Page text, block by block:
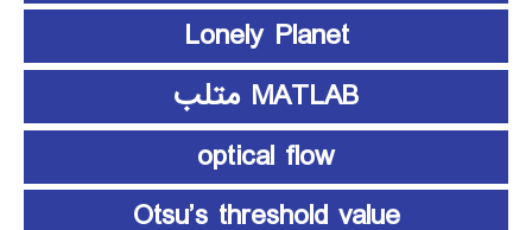
Lonely Planet
MATLAB متلب
optical flow
Otsu’s threshold value